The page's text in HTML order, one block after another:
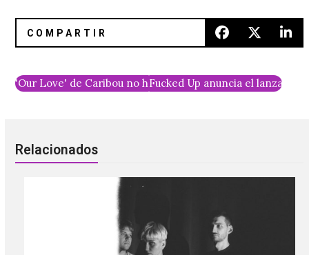
'Our Love' de Caribou no ha muerto. Escucha dos tracks
Fucked Up anuncia el
Relacionados